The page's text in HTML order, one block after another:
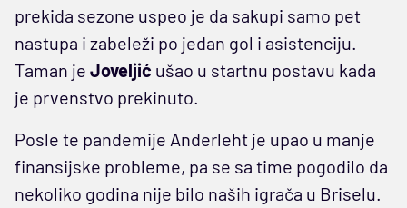
prekida sezone uspeo je da sakupi samo pet
nastupa i zabeleži po jedan gol i asistenciju.
Taman je Joveljić ušao u startnu postavu kada
je prvenstvo prekinuto.
Posle te pandemije Anderleht je upao u manje
finansijske probleme, pa se sa time pogodilo da
nekoliko godina nije bilo naših igrača u Briselu.